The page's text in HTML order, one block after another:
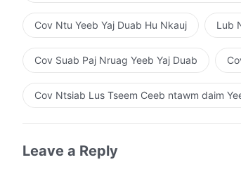
Cov Ntu Yeeb Yaj Duab Hu Nkauj Lub
Cov Suab Paj Nruag Yeeb Yaj Duab
Cov Ntsiab Lus Tseem Ceeb ntawm daim
Leave a Reply